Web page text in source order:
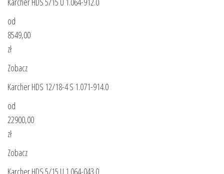
od
8549,00
zł
Zobacz
Karcher HDS 12/18-4 S 1.071-914.0
od
22900,00
zł
Zobacz
Karcher HDS 5/15 U 1.064-043.0